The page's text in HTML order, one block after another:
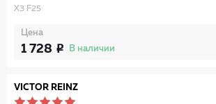
X3 F25
Цена
1 728 В наличии
VICTOR REINZ